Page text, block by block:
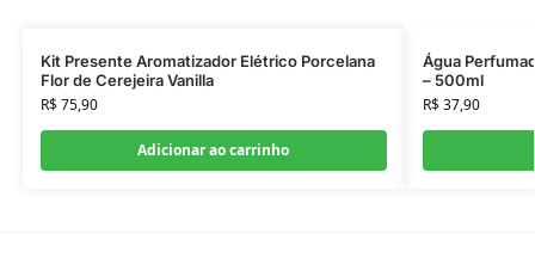
Kit Presente Aromatizador Elétrico Porcelana
Flor de Cerejeira Vanilla
R$75,90
Adicionar ao carrinho
Água
– 500ml
R$37,90